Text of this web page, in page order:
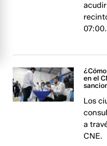
07:00.
en el
Los
a
CNE.